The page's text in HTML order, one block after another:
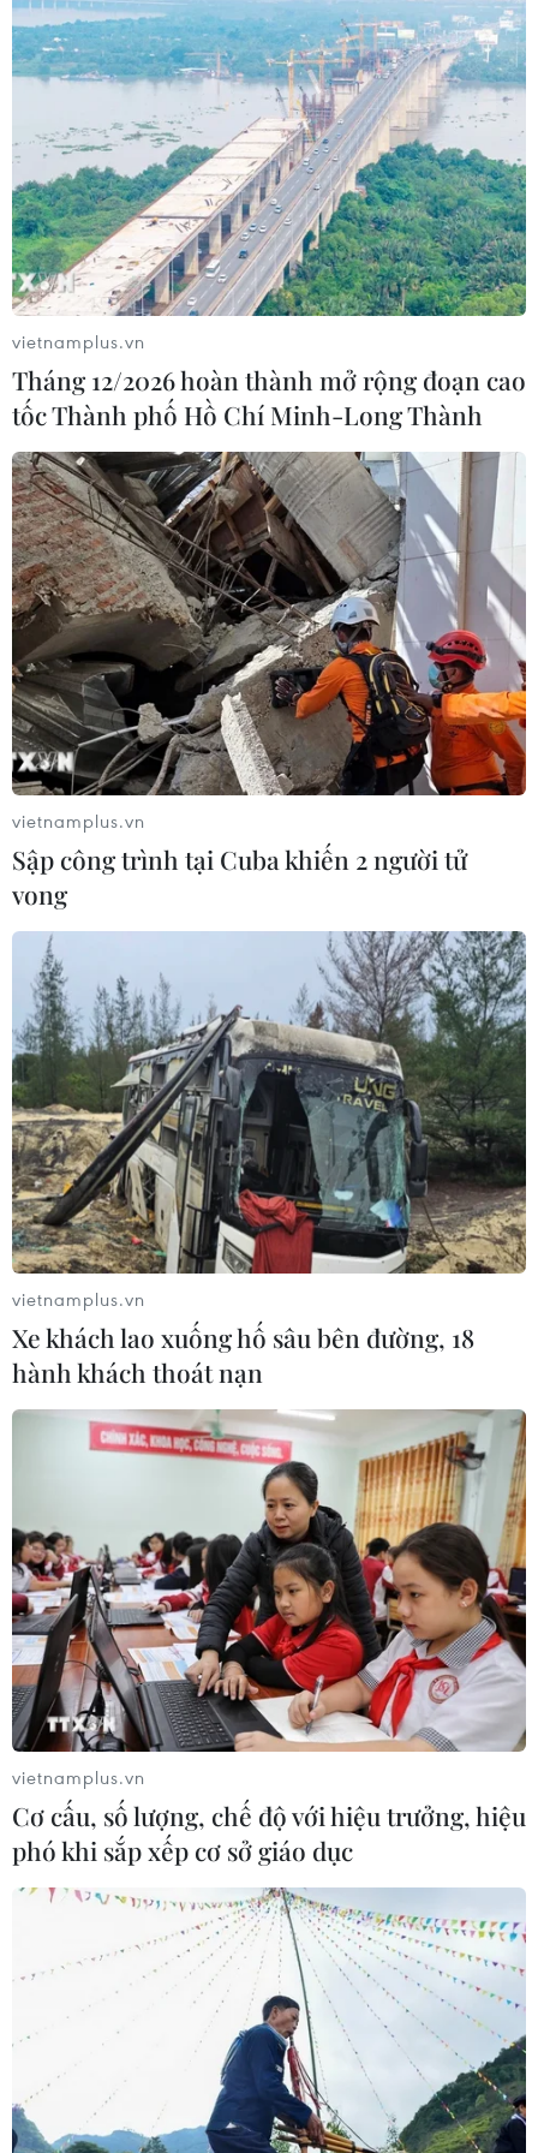
TIN CÙNG CHUYÊN MỤC
Cảnh báo lũ trên lưu vực sông Thao
tại trạm Yên Bái
vietnamplus.vn
Tháng 12/2026 hoàn thành mở rộng đoạn cao
tốc Thành phố Hồ Chí Minh-Long Thành
vietnamplus.vn
Sập công trình tại Cuba khiến 2 người tử
vong
vietnamplus.vn
Xe khách lao xuống hố sâu bên đường, 18
hành khách thoát nạn
vietnamplus.vn
Cơ cấu, số lượng, chế độ với hiệu trưởng, hiệu
phó khi sắp xếp cơ sở giáo dục